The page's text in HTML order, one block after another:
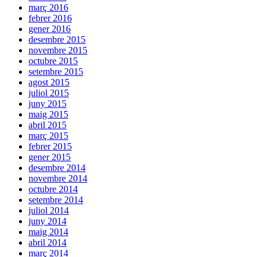
març 2016
febrer 2016
gener 2016
desembre 2015
novembre 2015
octubre 2015
setembre 2015
agost 2015
juliol 2015
juny 2015
maig 2015
abril 2015
març 2015
febrer 2015
gener 2015
desembre 2014
novembre 2014
octubre 2014
setembre 2014
juliol 2014
juny 2014
maig 2014
abril 2014
març 2014